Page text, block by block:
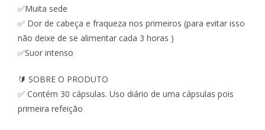
✅Muita sede
✅ Dor de cabeça e fraqueza nos primeiros (para evitar isso
não deixe de se alimentar cada 3 horas )
✅Suor intenso
🔰 SOBRE O PRODUTO
✅ Contém 30 cápsulas. Uso diário de uma cápsulas pois
primeira refeição